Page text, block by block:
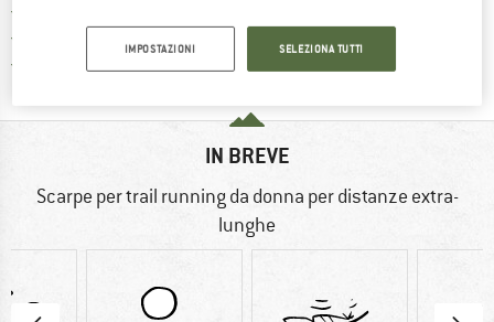
IN BREVE
Scarpe per trail running da donna per distanze extra-
lunghe
IMPOSTAZIONI SELEZIONA TUTTI